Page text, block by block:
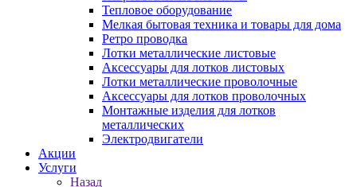
Тепловое оборудование
Мелкая бытовая техника и товары для дома
Ретро проводка
Лотки металлические листовые
Аксессуары для лотков листовых
Лотки металлические проволочные
Аксессуары для лотков проволочных
Монтажные изделия для лотков
металлических
Электродвигатели
Акции
Услуги
Назад